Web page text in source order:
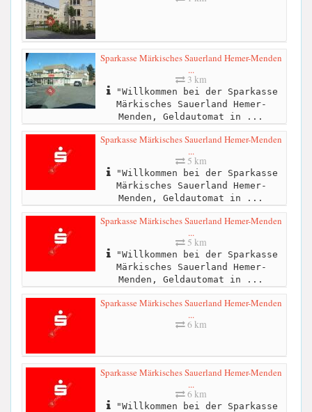
Sparkasse Märkisches Sauerland Hemer-Menden
...
3 km
"Willkommen bei der Sparkasse
Märkisches Sauerland Hemer-
Menden, Geldautomat in ...
Sparkasse Märkisches Sauerland Hemer-Menden
...
5 km
"Willkommen bei der Sparkasse
Märkisches Sauerland Hemer-
Menden, Geldautomat in ...
Sparkasse Märkisches Sauerland Hemer-Menden
...
5 km
"Willkommen bei der Sparkasse
Märkisches Sauerland Hemer-
Menden, Geldautomat in ...
Sparkasse Märkisches Sauerland Hemer-Menden
...
6 km
Sparkasse Märkisches Sauerland Hemer-Menden
...
6 km
"Willkommen bei der Sparkasse